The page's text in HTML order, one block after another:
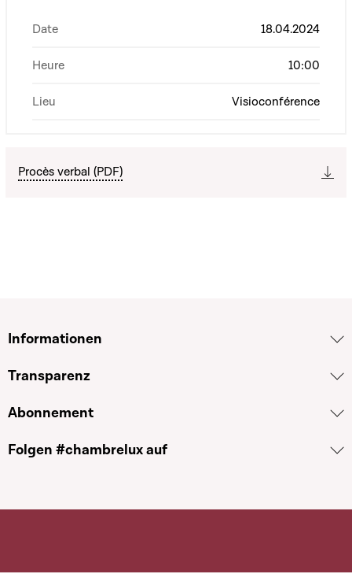
Date 18.04.2024
Heure 10:00
Lieu Visioconférence
Procès verbal (PDF)
Informationen
Transparenz
Abonnement
Folgen #chambrelux auf